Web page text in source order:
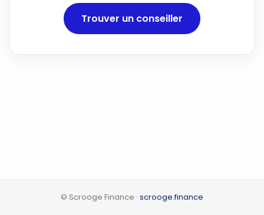
Trouver un conseiller
© Scrooge Finance · scrooge.finance